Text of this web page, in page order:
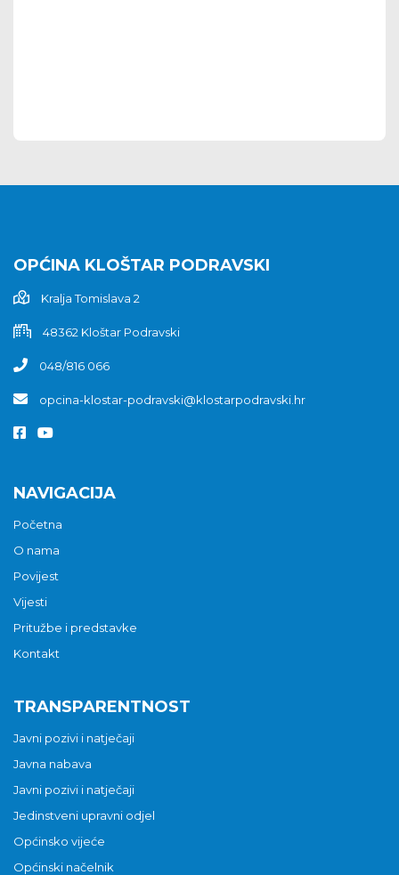
OPĆINA KLOŠTAR PODRAVSKI
Kralja Tomislava 2
48362 Kloštar Podravski
048/816 066
opcina-klostar-podravski@klostarpodravski.hr
NAVIGACIJA
Početna
O nama
Povijest
Vijesti
Pritužbe i predstavke
Kontakt
TRANSPARENTNOST
Javni pozivi i natječaji
Javna nabava
Javni pozivi i natječaji
Jedinstveni upravni odjel
Općinsko vijeće
Općinski načelnik